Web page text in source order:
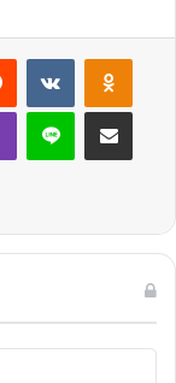
Reddit VKontakte
Viber Line E-Posta ile